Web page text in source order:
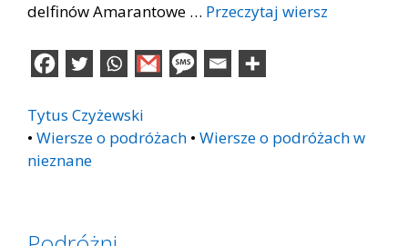
delfinów Amarantowe … Przeczytaj wiersz
Tytus Czyżewski
• Wiersze o podróżach • Wiersze o podróżach w
nieznane